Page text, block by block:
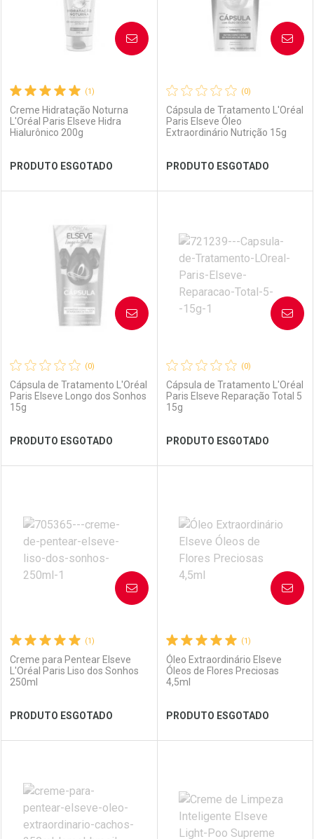
Ativar Desconto
(1)
Creme Hidratação Noturna
L'Oréal Paris Elseve Hidra
Hialurônico 200g
PRODUTO ESGOTADO
AVISE-ME
Laboratório
Ver Desconto Convênio
Por Menos
(0)
Cápsula de Tratamento L'Oréal
Paris Elseve Óleo
Extraordinário Nutrição 15g
PRODUTO ESGOTADO
AVISE-ME
Laboratório
Ver Desconto Convênio
Por Menos
(0)
Cápsula de Tratamento L'Oréal
Paris Elseve Longo dos Sonhos
15g
PRODUTO ESGOTADO
AVISE-ME
Laboratório
Ver Desconto Convênio
Por Menos
(0)
Cápsula de Tratamento L'Oréal
Paris Elseve Reparação Total 5
15g
PRODUTO ESGOTADO
AVISE-ME
Laboratório
Ver Desconto Convênio
Por Menos
(1)
Creme para Pentear Elseve
L'Oréal Paris Liso dos Sonhos
250ml
PRODUTO ESGOTADO
AVISE-ME
Laboratório
Por Menos
(1)
Óleo Extraordinário Elseve
Óleos de Flores Preciosas
4,5ml
PRODUTO ESGOTADO
AVISE-ME
Laboratório
Por Menos